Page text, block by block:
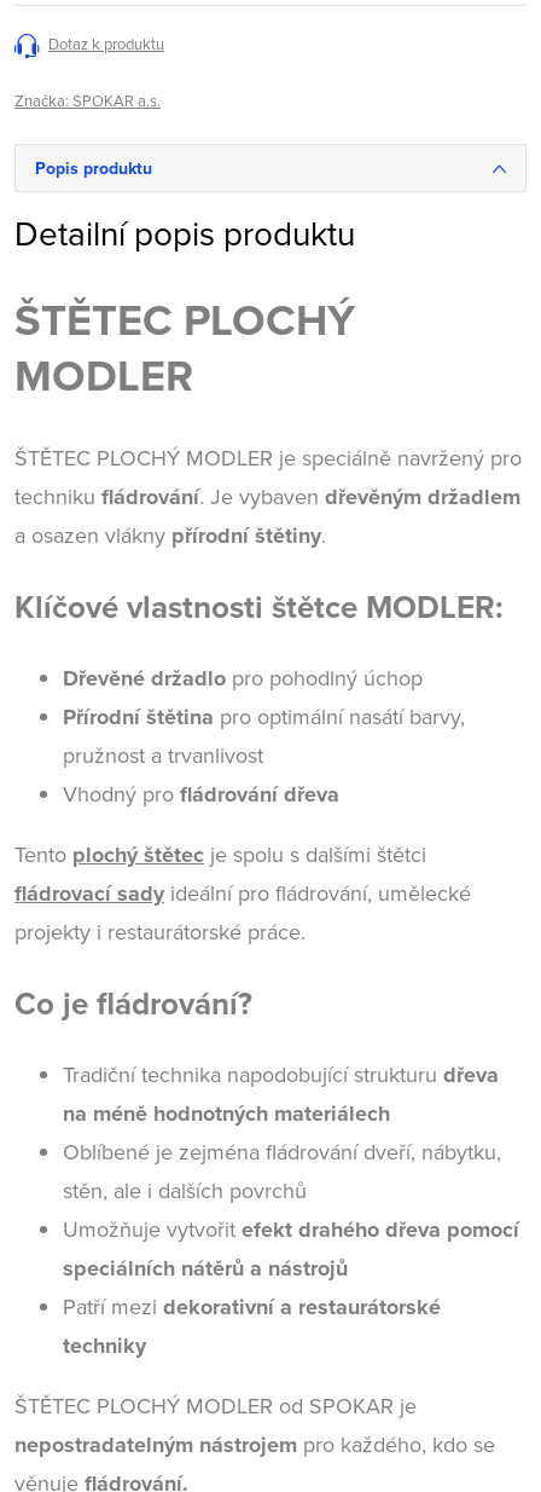
Dotaz k produktu
Značka: SPOKAR a.s.
Popis produktu
Detailní popis produktu
ŠTĚTEC PLOCHÝ
MODLER
ŠTĚTEC PLOCHÝ MODLER je speciálně navržený pro
techniku fládrování. Je vybaven dřevěným držadlem
a osazen vlákny přírodní štětiny.
Klíčové vlastnosti štětce MODLER:
Dřevěné držadlo pro pohodlný úchop
Přírodní štětina pro optimální nasátí barvy,
pružnost a trvanlivost
Vhodný pro fládrování dřeva
Tento plochý štětec je spolu s dalšími štětci
fládrovací sady ideální pro fládrování, umělecké
projekty i restaurátorské práce.
Co je fládrování?
Tradiční technika napodobující strukturu dřeva
na méně hodnotných materiálech
Oblíbené je zejména fládrování dveří, nábytku,
stěn, ale i dalších povrchů
Umožňuje vytvořit efekt drahého dřeva pomocí
speciálních nátěrů a nástrojů
Patří mezi dekorativní a restaurátorské
techniky
ŠTĚTEC PLOCHÝ MODLER od SPOKAR je
nepostradatelným nástrojem pro každého, kdo se
věnuje fládrování.